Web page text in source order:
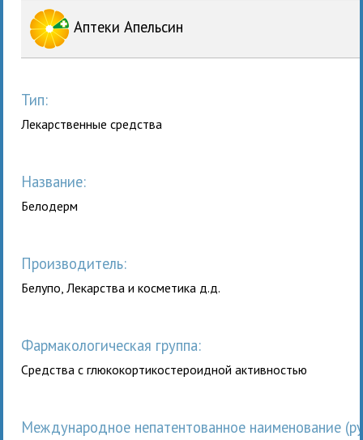
Аптеки Апельсин
Тип:
Лекарственные средства
Название:
Белодерм
Производитель:
Белупо, Лекарства и косметика д.д.
Фармакологическая группа:
Средства с глюкокортикостероидной активностью
Международное непатентованное наименование